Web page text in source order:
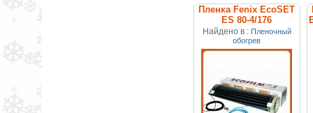
Пленка Fenix EcoSET
ES 80-4/176
отопительная (набор)
Найдено в : Пленочный
обогрев